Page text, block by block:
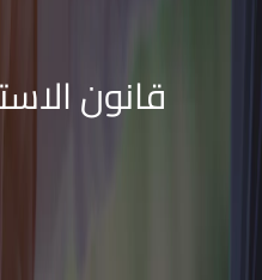
قانون